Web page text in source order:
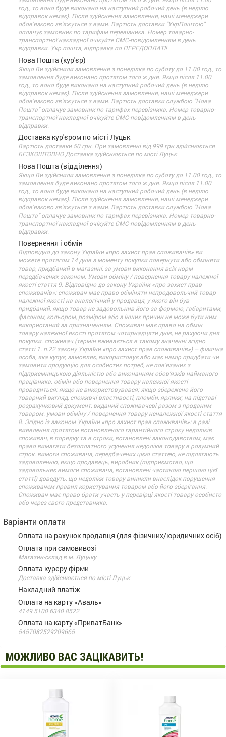
год., то воно буде виконано на наступний робочий день (в неділю
відправок немає). Після здійснення замовлення, наші менеджери
обов'язково зв'яжуться з вами. Вартість доставки "УкрПоштою"
оплачує замовник по тарифам перевізника. Номер товарно-
транспортної накладної очікуйте СМС-повідомленням в день
відправки. Укр.пошта, відправка по ПЕРЕДОПЛАТІ!
Нова Пошта (кур'єр)
Якщо Ви здійснили замовлення з понеділка по суботу до 11.00 год., то
замовлення буде виконано протягом того ж дня. Якщо після 11.00
год., то воно буде виконано на наступний робочий день (в неділю
відправок немає). Після здійснення замовлення, наші менеджери
обов'язково зв'яжуться з вами. Вартість доставки службою "Нова
Пошта" оплачує замовник по тарифах перевізника. Номер товарно-
транспортної накладної очікуйте СМС-повідомленням в день
відправки.
Доставка кур'єром по місті Луцьк
Вартість доставки 50 грн. При замовленні від 999 грн здійснюється
БЕЗКОШТОВНО Доставка здійснюється по місті Луцьк
Нова Пошта (відділення)
Якщо Ви здійснили замовлення з понеділка по суботу до 11.00 год., то
замовлення буде виконано протягом того ж дня. Якщо після 11.00
год., то воно буде виконано на наступний робочий день (в неділю
відправок немає). Після здійснення замовлення, наші менеджери
обов'язково зв'яжуться з вами. Вартість доставки службою "Нова
Пошта" оплачує замовник по тарифах перевізника. Номер товарно-
транспортної накладної очікуйте СМС-повідомленням в день
відправки.
Повернення і обмін
Відповідно до закону України «про захист прав споживачів» ви
можете протягом 14 днів з моменту покупки повернути або обміняти
товар, придбаний в магазині, за умови виконання всіх норм
передбачених законом. Умови обміну / повернення товару належної
якості стаття 9. Відповідно до закону України «про захист прав
споживачів»: споживач має право обміняти непродовольчий товар
належної якості на аналогічний у продавця, у якого він був
придбаний, якщо товар не задовольнив його за формою, габаритами,
фасоном, кольором, розміром або з інших причин не може бути ним
використаний за призначенням. Споживач має право на обмін
товару належної якості протягом чотирнадцяти днів, не рахуючи дня
покупки. споживач (термін вживається в такому значенні згідно
статті 1. п.22 закону України «про захист прав споживачів») – фізична
особа, яка купує, замовляє, використовує або має намір придбати чи
замовити продукцію для особистих потреб, не пов’язаних з
підприємницькою діяльністю або виконанням обов’язків найманого
працівника. обмін або повернення товару належної якості
провадиться: якщо не використовувався; якщо збережено його
товарний вигляд, споживчі властивості, пломби, ярлики; на підставі
розрахунковий документ, виданий споживачеві разом з проданим
товаром. умови обміну / повернення товару неналежної якості стаття
8. Згідно із законом України «про захист прав споживачів»: в разі
виявлення протягом встановленого гарантійного строку недоліків
споживач, в порядку та в строки, встановлені законодавством, має
право вимагати безоплатного усунення недоліків товару в розумний
строк. вимоги споживача, передбачених цією статтею, не підлягають
задоволенню, якщо продавець, виробник (підприємство, що
задовольняє вимоги споживача, встановлені частиною першою цієї
статті) доведуть, що недоліки товару виникли внаслідок порушення
споживачем правил користування товаром або його зберігання.
Споживач має право брати участь у перевірці якості товару особисто
або через свого представника.
Варіанти оплати
Оплата на рахунок продавця (для фізичних/юридичних осіб)
Оплата при самовивозі
Магазин-склад в м. Луцьку
Оплата курєру фірми
Доставка здійснюється по місті Луцьк
Накладний платіж
Оплата на карту «Аваль»
4149 5100 6340 8522
Оплата на карту «ПриватБанк»
5457082529209665
МОЖЛИВО ВАС ЗАЦІКАВИТЬ!